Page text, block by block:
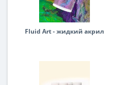
Fluid Art - жидкий акрил